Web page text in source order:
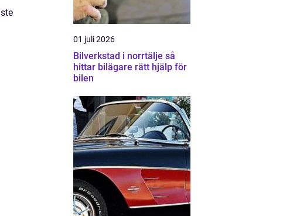
01 juli 2026
Bilverkstad i norrtälje så
hittar bilägare rätt hjälp för
bilen